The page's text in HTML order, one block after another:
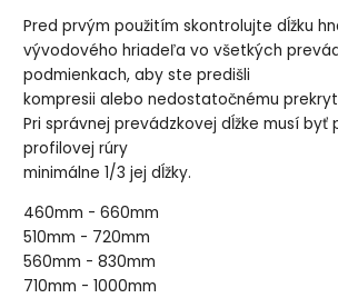
Pred prvým použitím skontrolujte dĺžku
vývodového hriadeľa vo všetkých
podmienkach, aby ste predišli
kompresii alebo nedostatočnému
Pri správnej prevádzkovej dĺžke musí byť
profilovej rúry
minimálne 1/3 jej dĺžky.
460mm - 660mm
510mm - 720mm
560mm - 830mm
710mm - 1000mm